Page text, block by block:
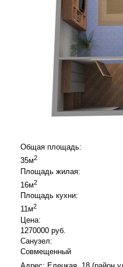
Общая площадь:
35м2
Площадь жилая:
16м2
Площадь кухни:
11м2
Цена:
1270000 руб.
Санузел:
Совмещенный